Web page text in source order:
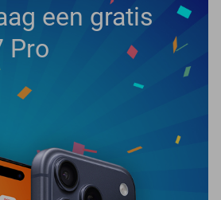
een gratis
Pro